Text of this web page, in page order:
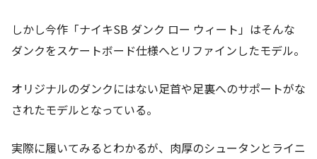
しかし今作「ナイキSB ダンク ロー ウィート」はそんな
ダンクをスケートボード仕様へとリファインしたモデル。
オリジナルのダンクにはない足首や足裏へのサポートがな
されたモデルとなっている。
実際に履いてみるとわかるが、肉厚のシュータンとライニ